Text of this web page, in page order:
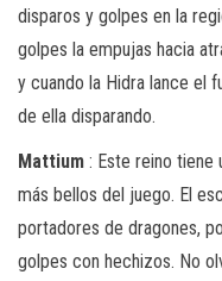
disparos y golpes en la
golpes la empujas hacia
y cuando la Hidra lance el
de ella disparando.
Mattium : Este reino tiene
más bellos del juego. El
portadores de dragones,
golpes con hechizos. No